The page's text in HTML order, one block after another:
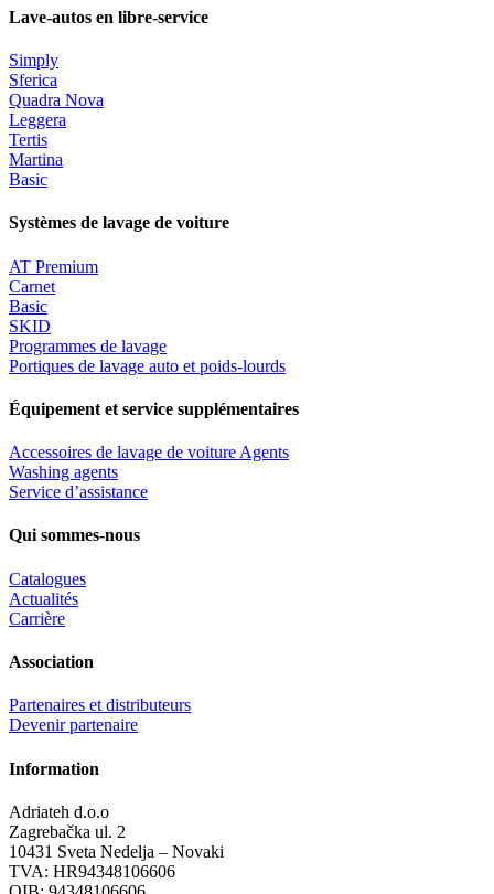
Lave-autos en libre-service
Simply
Sferica
Quadra Nova
Leggera
Tertis
Martina
Basic
Systèmes de lavage de voiture
AT Premium
Carnet
Basic
SKID
Programmes de lavage
Portiques de lavage auto et poids-lourds
Équipement et service supplémentaires
Accessoires de lavage de voiture Agents
Washing agents
Service d’assistance
Qui sommes-nous
Catalogues
Actualités
Carrière
Association
Partenaires et distributeurs
Devenir partenaire
Information
Adriateh d.o.o
Zagrebačka ul. 2
10431 Sveta Nedelja – Novaki
TVA: HR94348106606